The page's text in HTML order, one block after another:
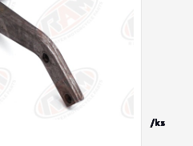
/ks
/ks
/ks
/ks
/ks
/ks
/ks